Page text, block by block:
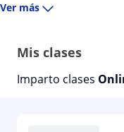
Ver más
Mis clases
Imparto clases